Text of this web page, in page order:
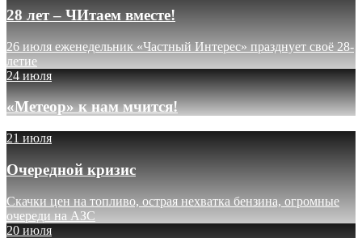
28 лет – ЧИтаем вместе!
26 июля еженедельник «Частный Интерес» празднует своё 28-
летие
24 июля
«Метеор» к нам мчится!
21 июля
Очередной кризис
Скачки цен на топливо, острая нехватка бензина, огромные
очереди на АЗС
20 июля